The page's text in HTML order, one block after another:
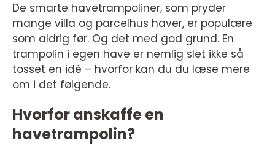
De smarte havetrampoliner, som pryder
mange villa og parcelhus haver, er populære
som aldrig før. Og det med god grund. En
trampolin i egen have er nemlig slet ikke så
tosset en idé – hvorfor kan du du læse mere
om i det følgende.
Hvorfor anskaffe en
havetrampolin?